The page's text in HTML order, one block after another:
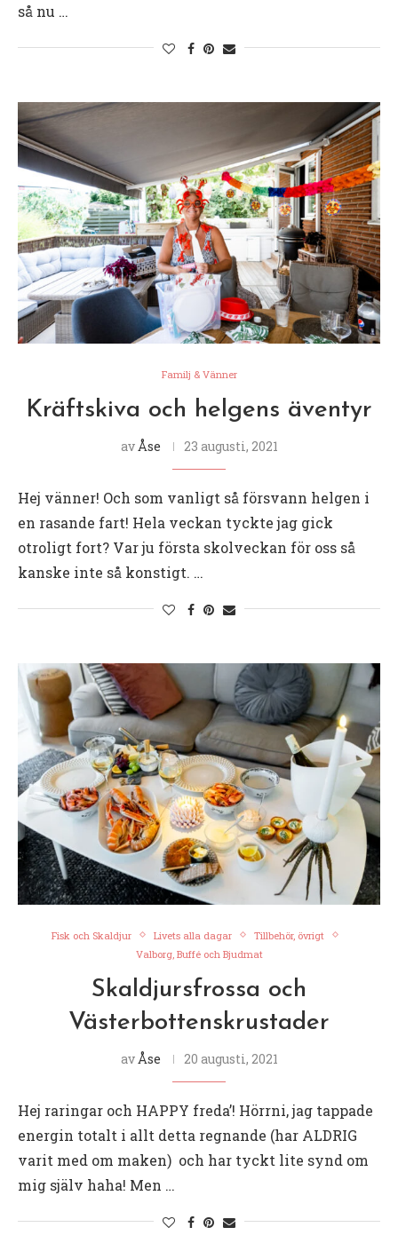
så nu …
Familj & Vänner
Kräftskiva och helgens äventyr
av Åse 23 augusti, 2021
Hej vänner! Och som vanligt så försvann helgen i
en rasande fart! Hela veckan tyckte jag gick
otroligt fort? Var ju första skolveckan för oss så
kanske inte så konstigt. …
Fisk och Skaldjur Livets alla dagar
Tillbehör, övrigt
Valborg, Buffé och Bjudmat
Skaldjursfrossa och
Västerbottenskrustader
av Åse 20 augusti, 2021
Hej raringar och HAPPY freda’! Hörrni, jag tappade
energin totalt i allt detta regnande (har ALDRIG
varit med om maken) och har tyckt lite synd om
mig själv haha! Men …